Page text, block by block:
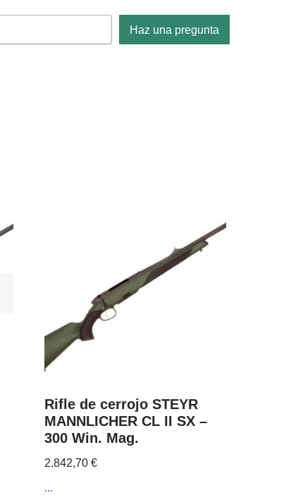
Haz una pregunta
Rifle de cerrojo STEYR
MANNLICHER CL II SX –
300 Win. Mag.
2.842,70€
...